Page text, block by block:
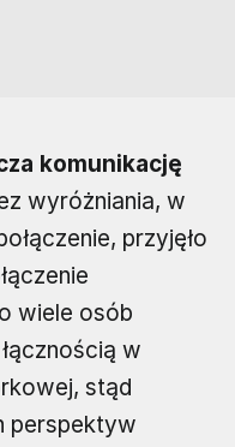
komunikację
wyróżniania, w
przyjęło
wiele osób
w
stąd
perspektyw